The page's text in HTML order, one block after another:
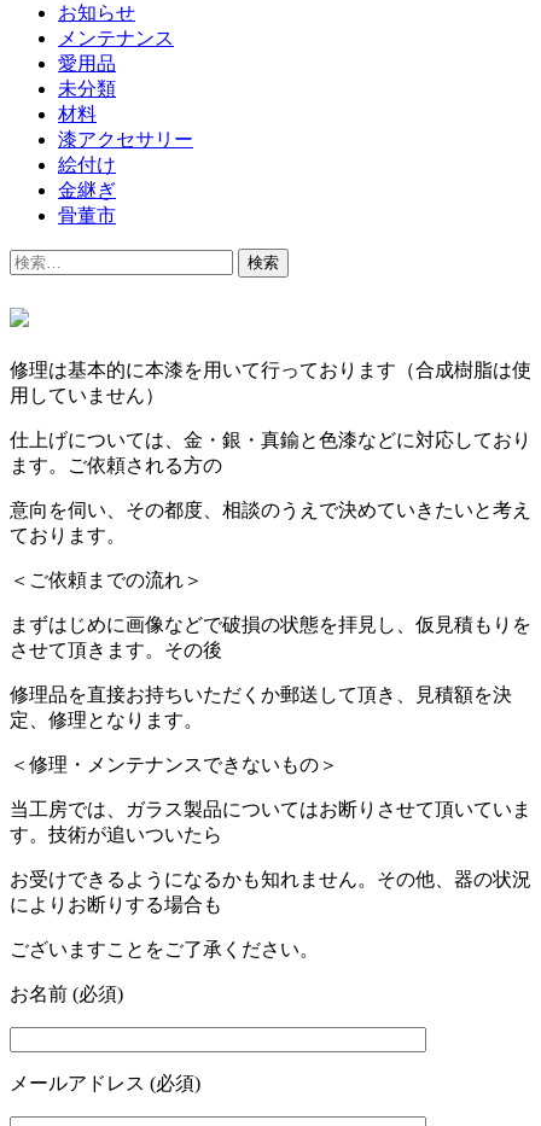
お知らせ
メンテナンス
愛用品
未分類
材料
漆アクセサリー
絵付け
金継ぎ
骨董市
検
修理は基本的に本漆を用いて行っております（合成樹脂は使
用していません）
仕上げについては、金・銀・真鍮と色漆などに対応しており
ます。ご依頼される方の
意向を伺い、その都度、相談のうえで決めていきたいと考え
ております。
＜ご依頼までの流れ＞
まずはじめに画像などで破損の状態を拝見し、仮見積もりを
させて頂きます。その後
修理品を直接お持ちいただくか郵送して頂き、見積額を決
定、修理となります。
＜修理・メンテナンスできないもの＞
当工房では、ガラス製品についてはお断りさせて頂いていま
す。技術が追いついたら
お受けできるようになるかも知れません。その他、器の状況
によりお断りする場合も
ございますことをご了承ください。
お名前 (必須)
メールアドレス (必須)